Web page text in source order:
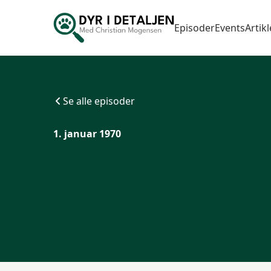
EpisoderEvents
Se alle episoder
1. januar 1970